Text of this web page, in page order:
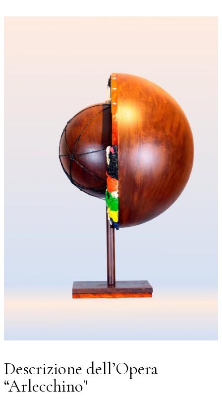
Descrizione dell’Opera
“Arlecchino"